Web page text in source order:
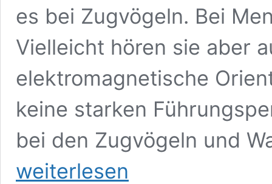
es bei Zugvögeln. Bei
Vielleicht hören sie aber
elektromagnetische
keine starken
bei den Zugvögeln und
der
weiterlesen